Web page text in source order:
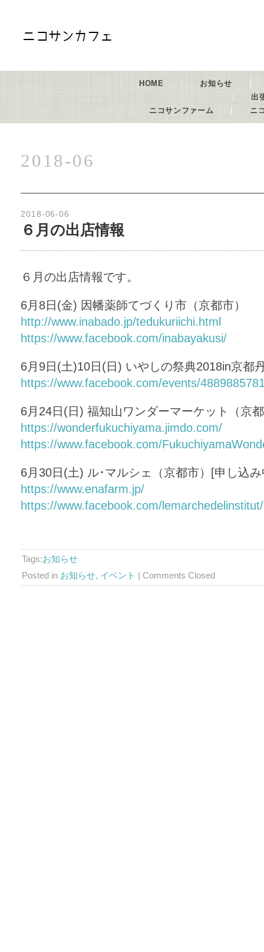
HOME
お知らせ
出
ニコサンファーム
ニ
2018-06
2018-06-06
６月の出店情報
６月の出店情報です。
6月8日(金) 因幡薬師てづくり市（京都市）
http://www.inabado.jp/tedukuriichi.html
https://www.facebook.com/inabayakusi/
6月9日(土)10日(日) いやしの祭典2018in京都
https://www.facebook.com/events/
6月24日(日) 福知山ワンダーマーケット（京
https://wonderfukuchiyama.jimdo.com/
https://www.facebook.com/
6月30日(土) ル･マルシェ（京都市）[申し込
https://www.enafarm.jp/
https://www.facebook.com/lemarchedelinstitut/
Tags:お知らせ
Posted in お知らせ, イベント | Comments Closed